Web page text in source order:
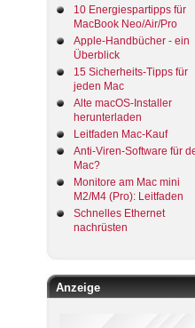
10 Energiespartipps für
MacBook Neo/Air/Pro
Apple-Handbücher - ein
Überblick
15 Sicherheits-Tipps für
jeden Mac
Alte macOS-Installer
herunterladen
Leitfaden Mac-Kauf
Anti-Viren-Software für
Mac?
Monitore am Mac mini
M2/M4 (Pro): Leitfaden
Schnelles Ethernet
nachrüsten
Anzeige